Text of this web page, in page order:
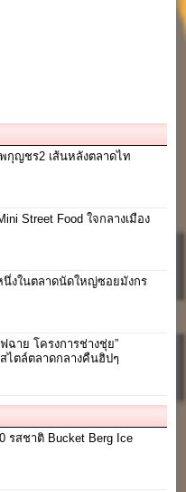
กุญชร2 เส้นหลังตลาดไท
Street Food ใจกลางเมือง
งในตลาดนัดใหญ่ซอยมังกร
าย โครงการช่างชุ่ย”
ไตล์ตลาดกลางคืนฮิปๆ
รสชาติ Bucket Berg Ice